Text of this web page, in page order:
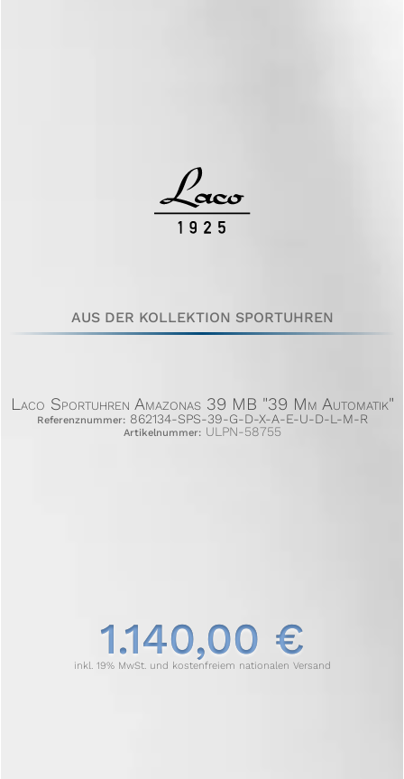
AUS DER KOLLEKTION SPORTUHREN
Laco Sportuhren Amazonas 39 MB "39 Mm Automatik"
Referenznummer: 862134-SPS-39-G-D-X-A-E-U-D-L-M-R
Artikelnummer:ULPN-58755
1.140,00 €
inkl. 19% MwSt. und kostenfreiem nationalen Versand